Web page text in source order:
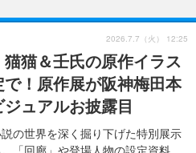
グッズ
海外
ビジネス
アーティスト
実写
イベント
座談会
映画/ドラマ
ABEMA Cafe
猫猫＆壬氏の原作イラス
で！原作展が阪神梅田本
ュアルお披露目
の世界を深く掘り下げた特別展示
2026.7.7（火） 12:25